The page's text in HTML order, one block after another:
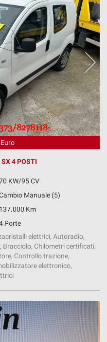
4 POSTI
KW/95 CV
Manuale (5)
137.000 Km
Porte
elettrici, Autoradio,
Chilometri certificati,
Controllo trazione,
elettronico,